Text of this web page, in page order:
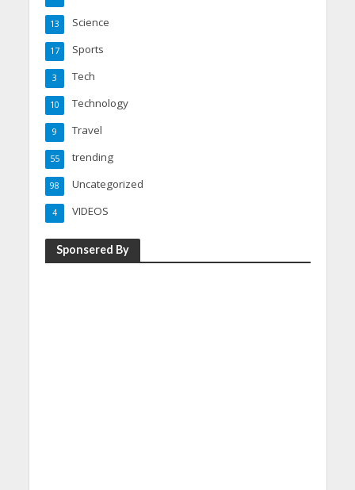
Science
13
Sports
17
Tech
3
Technology
10
Travel
9
trending
55
Uncategorized
98
VIDEOS
4
Sponsered By